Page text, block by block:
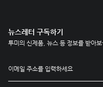
뉴스레터 구독하기
투미의 신제품, 뉴스 등 정보를 받아